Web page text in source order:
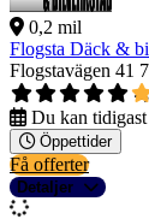
0,2 mil
Flogsta Däck &
Flogstavägen 41
Du kan
Öppettider
Få offerter
Detaljer